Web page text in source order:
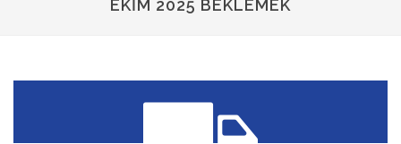
EKIM 2025 BEKLEMEK